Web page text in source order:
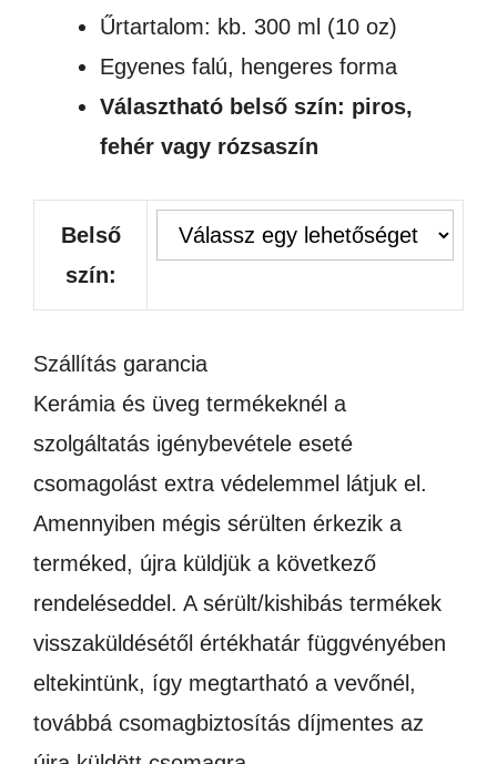
Űrtartalom: kb. 300 ml (10 oz)
Egyenes falú, hengeres forma
Választható belső szín: piros,
fehér vagy rózsaszín
Belső
szín:
Szállítás garancia
Kerámia és üveg termékeknél a
szolgáltatás igénybevétele eseté
csomagolást extra védelemmel látjuk el.
Amennyiben mégis sérülten érkezik a
terméked, újra küldjük a következő
rendeléseddel. A sérült/kishibás termékek
visszaküldésétől értékhatár függvényében
eltekintünk, így megtartható a vevőnél,
továbbá csomagbiztosítás díjmentes az